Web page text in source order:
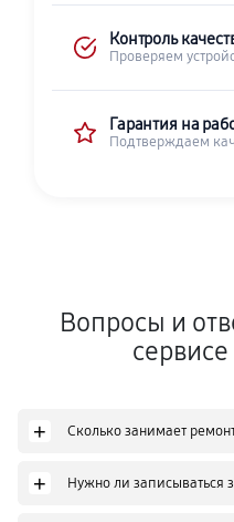
Контроль
Проверяем
Гарантия на
Подтверждаем
Вопросы и
+ Сколько занимает
+ Нужно ли записываться